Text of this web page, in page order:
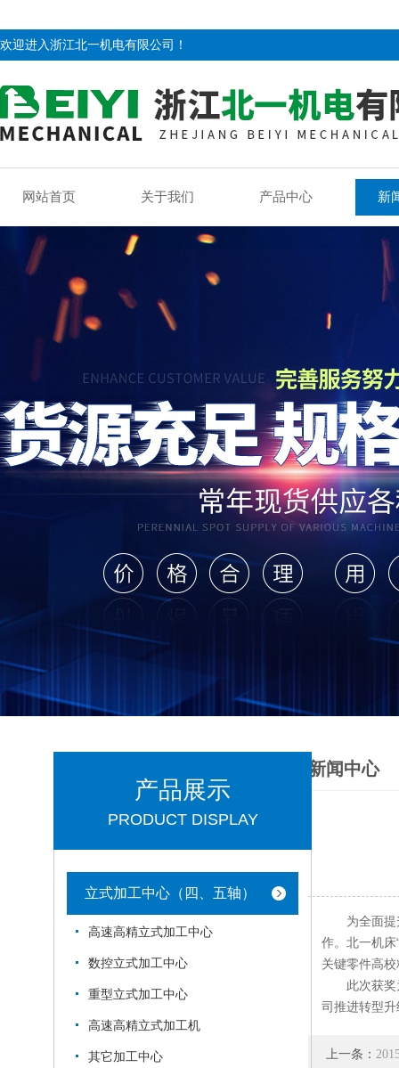
欢迎进入浙江北一机电有限公司！
网站首页 关于我们 产品中心 新
产品展示
PRODUCT DISPLAY
立式加工中心（四、五轴）
高速高精立式加工中心
数控立式加工中心
重型立式加工中心
高速高精立式加工机
其它加工中心
新闻中心
为全面提升
作。北一机
关键零件高
此次获奖为
司推进转型
上一条：